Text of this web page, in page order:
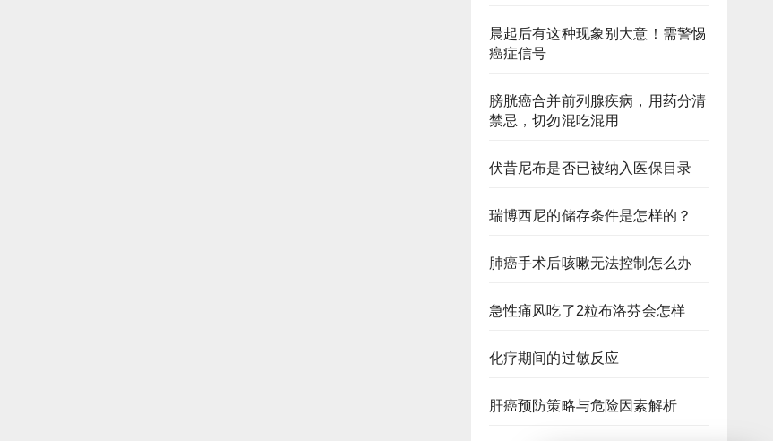
晨起后有这种现象别大意！需警惕
癌症信号
膀胱癌合并前列腺疾病，用药分清
禁忌，切勿混吃混用
伏昔尼布是否已被纳入医保目录
瑞博西尼的储存条件是怎样的？
肺癌手术后咳嗽无法控制怎么办
急性痛风吃了2粒布洛芬会怎样
化疗期间的过敏反应
肝癌预防策略与危险因素解析